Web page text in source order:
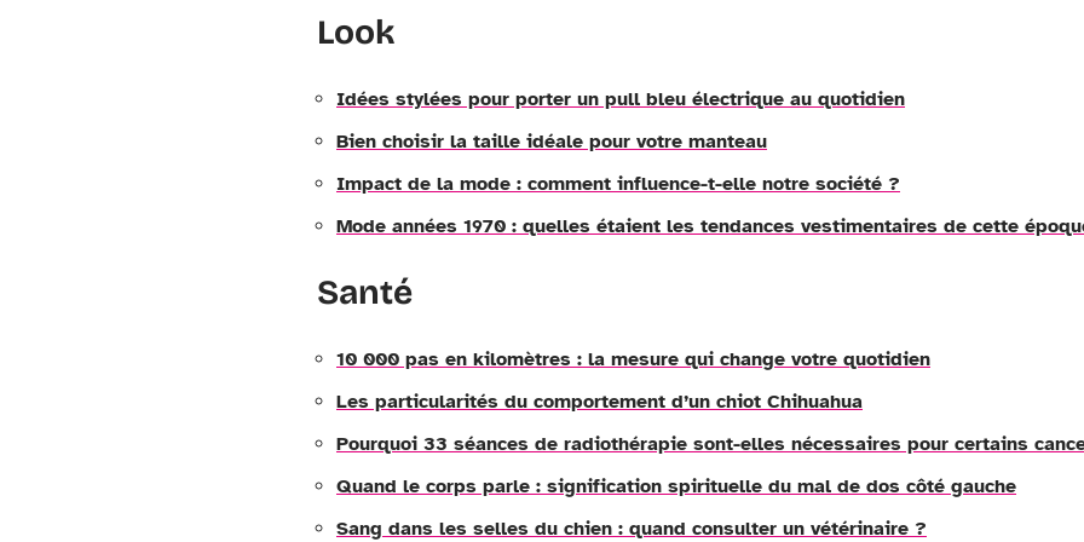
Look
Idées stylées pour porter un pull bleu électrique au quotidien
Bien choisir la taille idéale pour votre manteau
Impact de la mode : comment influence-t-elle notre société ?
Mode années 1970 : quelles étaient les tendances vestimentaires de cette
Santé
10 000 pas en kilomètres : la mesure qui change votre quotidien
Les particularités du comportement d’un chiot Chihuahua
Pourquoi 33 séances de radiothérapie sont-elles nécessaires pour certains
Quand le corps parle : signification spirituelle du mal de dos côté gauche
Sang dans les selles du chien : quand consulter un vétérinaire ?